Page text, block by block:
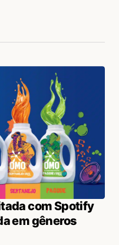
com Spotify
em gêneros